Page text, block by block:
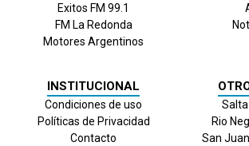
Exitos FM 99.1
FM La Redonda
Motores Argentinos
INSTITUCIONAL
Condiciones de uso
Políticas de Privacidad
Contacto
Salta
Rio
San